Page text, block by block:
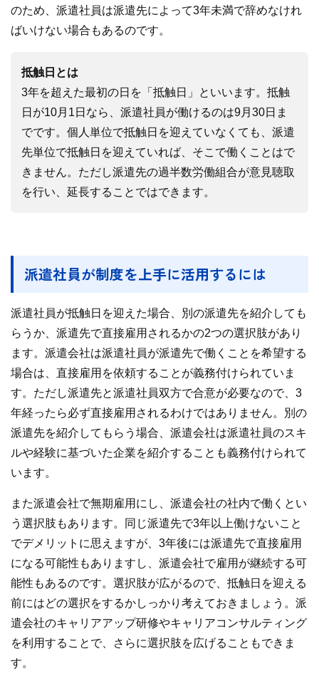
のため、派遣社員は派遣先によって3年未満で辞めなけれ
ばいけない場合もあるのです。
抵触日とは
3年を超えた最初の日を「抵触日」といいます。抵触
日が10月1日なら、派遣社員が働けるのは9月30日ま
でです。個人単位で抵触日を迎えていなくても、派遣
先単位で抵触日を迎えていれば、そこで働くことはで
きません。ただし派遣先の過半数労働組合が意見聴取
を行い、延長することではできます。
派遣社員が制度を上手に活用するには
派遣社員が抵触日を迎えた場合、別の派遣先を紹介しても
らうか、派遣先で直接雇用されるかの2つの選択肢があり
ます。派遣会社は派遣社員が派遣先で働くことを希望する
場合は、直接雇用を依頼することが義務付けられていま
す。ただし派遣先と派遣社員双方で合意が必要なので、3
年経ったら必ず直接雇用されるわけではありません。別の
派遣先を紹介してもらう場合、派遣会社は派遣社員のスキ
ルや経験に基づいた企業を紹介することも義務付けられて
います。
また派遣会社で無期雇用にし、派遣会社の社内で働くとい
う選択肢もあります。同じ派遣先で3年以上働けないこと
でデメリットに思えますが、3年後には派遣先で直接雇用
になる可能性もありますし、派遣会社で雇用が継続する可
能性もあるのです。選択肢が広がるので、抵触日を迎える
前にはどの選択をするかしっかり考えておきましょう。派
遣会社のキャリアアップ研修やキャリアコンサルティング
を利用することで、さらに選択肢を広げることもできま
す。